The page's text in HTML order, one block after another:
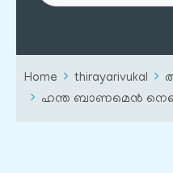
Home thirayarivukal
ഹന്ത ബാണമെൻ